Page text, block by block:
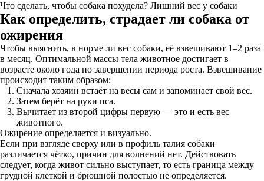
Что сделать, чтобы собака похудела? Лишний вес у собаки
Как определить, страдает ли собака от
ожирения
Чтобы выяснить, в норме ли вес собаки, её взвешивают 1–2 раза
в месяц. Оптимальной массы тела животное достигает в
возрасте около года по завершении периода роста. Взвешивание
происходит таким образом:
Сначала хозяин встаёт на весы сам и запоминает свой вес.
Затем берёт на руки пса.
Вычитает из второй цифры первую — это и есть вес
животного.
Ожирение определяется и визуально.
Если при взгляде сверху или в профиль талия собаки
различается чётко, причин для волнений нет. Действовать
следует, когда живот сильно выступает, то есть граница между
грудной клеткой и брюшной полостью не определяется.